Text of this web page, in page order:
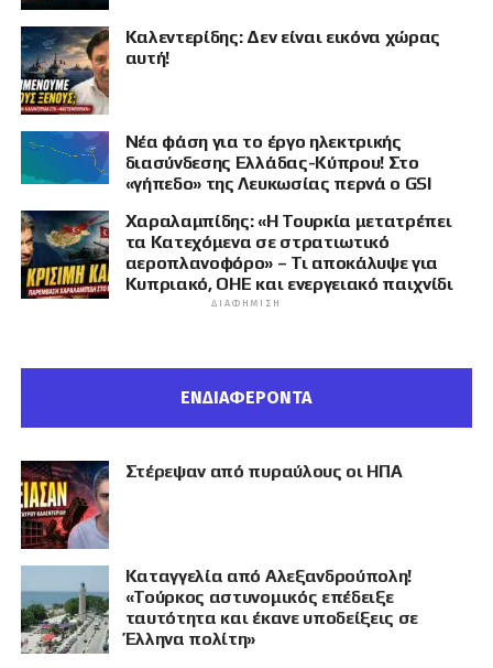
Καλεντερίδης: Δεν είναι εικόνα χώρας
αυτή!
Νέα φάση για το έργο ηλεκτρικής
διασύνδεσης Ελλάδας-Κύπρου! Στο
«γήπεδο» της Λευκωσίας περνά ο GSI
Χαραλαμπίδης: «Η Τουρκία μετατρέπει
τα Κατεχόμενα σε στρατιωτικό
αεροπλανοφόρο» – Τι αποκάλυψε για
Κυπριακό, ΟΗΕ και ενεργειακό παιχνίδι
ΔΙΑΦΉΜΙΣΗ
ΕΝΔΙΑΦΕΡΟΝΤΑ
Στέρεψαν από πυραύλους οι ΗΠΑ
Καταγγελία από Αλεξανδρούπολη!
«Τούρκος αστυνομικός επέδειξε
ταυτότητα και έκανε υποδείξεις σε
Έλληνα πολίτη»